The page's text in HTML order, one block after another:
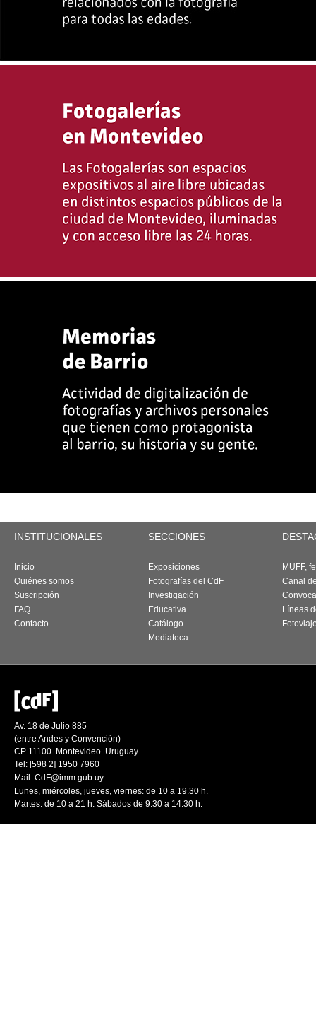
INSTITUCIONALES SECCIONES
Inicio
Quiénes somos
Suscripción
FAQ
Contacto
Exposiciones
Fotografías del CdF
Investigación
Educativa
Catálogo
Mediateca
MUFF,
Canal
Líneas
Av. 18 de Julio 885
(entre Andes y Convención)
CP 11100. Montevideo. Uruguay
Tel: [598 2] 1950 7960
Mail: CdF@imm.gub.uy
Lunes, miércoles, jueves, viernes: de 10 a 19.30 h.
Martes: de 10 a 21 h. Sábados de 9.30 a 14.30 h.